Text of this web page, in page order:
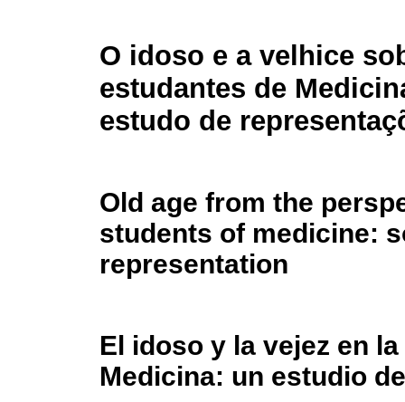
O idoso e a velhice
estudantes de
estudo de
Old age from the
students of medicine:
representation
El idoso y la vejez en
Medicina: un estudio